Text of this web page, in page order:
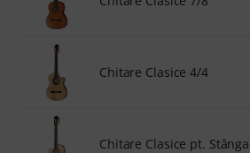
Chitare Clasice 4/4
Chitare Clasice pt.